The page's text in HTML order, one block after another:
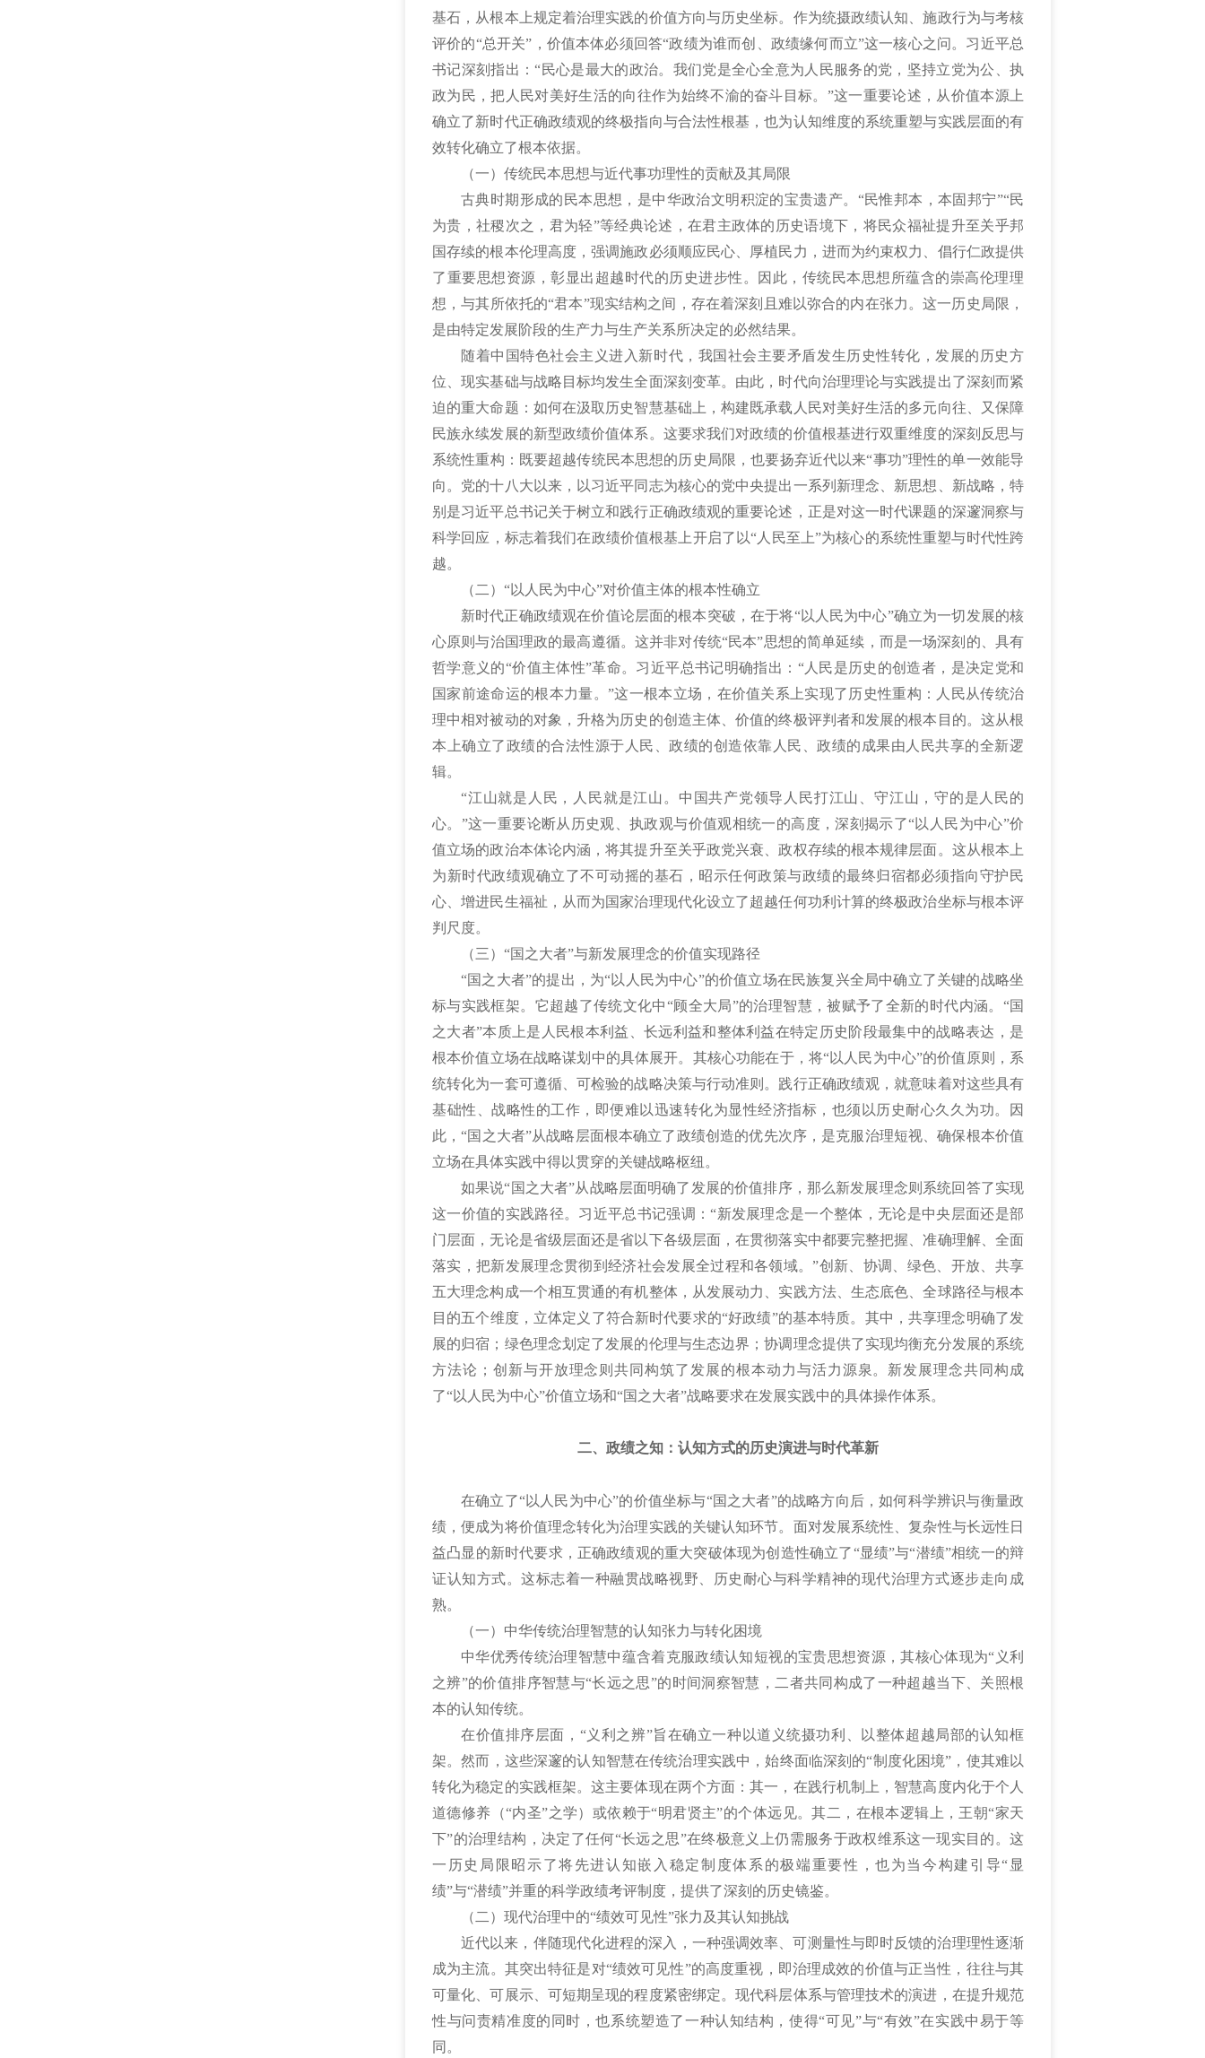
基石，从根本上规定着治理实践的价值方向与历史坐标。作为统摄政绩认知、施政行为与考核
评价的“总开关”，价值本体必须回答“政绩为谁而创、政绩缘何而立”这一核心之问。习近平总
书记深刻指出：“民心是最大的政治。我们党是全心全意为人民服务的党，坚持立党为公、执
政为民，把人民对美好生活的向往作为始终不渝的奋斗目标。”这一重要论述，从价值本源上
确立了新时代正确政绩观的终极指向与合法性根基，也为认知维度的系统重塑与实践层面的有
效转化确立了根本依据。
（一）传统民本思想与近代事功理性的贡献及其局限
古典时期形成的民本思想，是中华政治文明积淀的宝贵遗产。“民惟邦本，本固邦宁”“民
为贵，社稷次之，君为轻”等经典论述，在君主政体的历史语境下，将民众福祉提升至关乎邦
国存续的根本伦理高度，强调施政必须顺应民心、厚植民力，进而为约束权力、倡行仁政提供
了重要思想资源，彰显出超越时代的历史进步性。因此，传统民本思想所蕴含的崇高伦理理
想，与其所依托的“君本”现实结构之间，存在着深刻且难以弥合的内在张力。这一历史局限，
是由特定发展阶段的生产力与生产关系所决定的必然结果。
随着中国特色社会主义进入新时代，我国社会主要矛盾发生历史性转化，发展的历史方
位、现实基础与战略目标均发生全面深刻变革。由此，时代向治理理论与实践提出了深刻而紧
迫的重大命题：如何在汲取历史智慧基础上，构建既承载人民对美好生活的多元向往、又保障
民族永续发展的新型政绩价值体系。这要求我们对政绩的价值根基进行双重维度的深刻反思与
系统性重构：既要超越传统民本思想的历史局限，也要扬弃近代以来“事功”理性的单一效能导
向。党的十八大以来，以习近平同志为核心的党中央提出一系列新理念、新思想、新战略，特
别是习近平总书记关于树立和践行正确政绩观的重要论述，正是对这一时代课题的深邃洞察与
科学回应，标志着我们在政绩价值根基上开启了以“人民至上”为核心的系统性重塑与时代性跨
越。
（二）“以人民为中心”对价值主体的根本性确立
新时代正确政绩观在价值论层面的根本突破，在于将“以人民为中心”确立为一切发展的核
心原则与治国理政的最高遵循。这并非对传统“民本”思想的简单延续，而是一场深刻的、具有
哲学意义的“价值主体性”革命。习近平总书记明确指出：“人民是历史的创造者，是决定党和
国家前途命运的根本力量。”这一根本立场，在价值关系上实现了历史性重构：人民从传统治
理中相对被动的对象，升格为历史的创造主体、价值的终极评判者和发展的根本目的。这从根
本上确立了政绩的合法性源于人民、政绩的创造依靠人民、政绩的成果由人民共享的全新逻
辑。
“江山就是人民，人民就是江山。中国共产党领导人民打江山、守江山，守的是人民的
心。”这一重要论断从历史观、执政观与价值观相统一的高度，深刻揭示了“以人民为中心”价
值立场的政治本体论内涵，将其提升至关乎政党兴衰、政权存续的根本规律层面。这从根本上
为新时代政绩观确立了不可动摇的基石，昭示任何政策与政绩的最终归宿都必须指向守护民
心、增进民生福祉，从而为国家治理现代化设立了超越任何功利计算的终极政治坐标与根本评
判尺度。
（三）“国之大者”与新发展理念的价值实现路径
“国之大者”的提出，为“以人民为中心”的价值立场在民族复兴全局中确立了关键的战略坐
标与实践框架。它超越了传统文化中“顾全大局”的治理智慧，被赋予了全新的时代内涵。“国
之大者”本质上是人民根本利益、长远利益和整体利益在特定历史阶段最集中的战略表达，是
根本价值立场在战略谋划中的具体展开。其核心功能在于，将“以人民为中心”的价值原则，系
统转化为一套可遵循、可检验的战略决策与行动准则。践行正确政绩观，就意味着对这些具有
基础性、战略性的工作，即便难以迅速转化为显性经济指标，也须以历史耐心久久为功。因
此，“国之大者”从战略层面根本确立了政绩创造的优先次序，是克服治理短视、确保根本价值
立场在具体实践中得以贯穿的关键战略枢纽。
如果说“国之大者”从战略层面明确了发展的价值排序，那么新发展理念则系统回答了实现
这一价值的实践路径。习近平总书记强调：“新发展理念是一个整体，无论是中央层面还是部
门层面，无论是省级层面还是省以下各级层面，在贯彻落实中都要完整把握、准确理解、全面
落实，把新发展理念贯彻到经济社会发展全过程和各领域。”创新、协调、绿色、开放、共享
五大理念构成一个相互贯通的有机整体，从发展动力、实践方法、生态底色、全球路径与根本
目的五个维度，立体定义了符合新时代要求的“好政绩”的基本特质。其中，共享理念明确了发
展的归宿；绿色理念划定了发展的伦理与生态边界；协调理念提供了实现均衡充分发展的系统
方法论；创新与开放理念则共同构筑了发展的根本动力与活力源泉。新发展理念共同构成
了“以人民为中心”价值立场和“国之大者”战略要求在发展实践中的具体操作体系。
二、政绩之知：认知方式的历史演进与时代革新
在确立了“以人民为中心”的价值坐标与“国之大者”的战略方向后，如何科学辨识与衡量政
绩，便成为将价值理念转化为治理实践的关键认知环节。面对发展系统性、复杂性与长远性日
益凸显的新时代要求，正确政绩观的重大突破体现为创造性确立了“显绩”与“潜绩”相统一的辩
证认知方式。这标志着一种融贯战略视野、历史耐心与科学精神的现代治理方式逐步走向成
熟。
（一）中华传统治理智慧的认知张力与转化困境
中华优秀传统治理智慧中蕴含着克服政绩认知短视的宝贵思想资源，其核心体现为“义利
之辨”的价值排序智慧与“长远之思”的时间洞察智慧，二者共同构成了一种超越当下、关照根
本的认知传统。
在价值排序层面，“义利之辨”旨在确立一种以道义统摄功利、以整体超越局部的认知框
架。然而，这些深邃的认知智慧在传统治理实践中，始终面临深刻的“制度化困境”，使其难以
转化为稳定的实践框架。这主要体现在两个方面：其一，在践行机制上，智慧高度内化于个人
道德修养（“内圣”之学）或依赖于“明君贤主”的个体远见。其二，在根本逻辑上，王朝“家天
下”的治理结构，决定了任何“长远之思”在终极意义上仍需服务于政权维系这一现实目的。这
一历史局限昭示了将先进认知嵌入稳定制度体系的极端重要性，也为当今构建引导“显
绩”与“潜绩”并重的科学政绩考评制度，提供了深刻的历史镜鉴。
（二）现代治理中的“绩效可见性”张力及其认知挑战
近代以来，伴随现代化进程的深入，一种强调效率、可测量性与即时反馈的治理理性逐渐
成为主流。其突出特征是对“绩效可见性”的高度重视，即治理成效的价值与正当性，往往与其
可量化、可展示、可短期呈现的程度紧密绑定。现代科层体系与管理技术的演进，在提升规范
性与问责精准度的同时，也系统塑造了一种认知结构，使得“可见”与“有效”在实践中易于等
同。